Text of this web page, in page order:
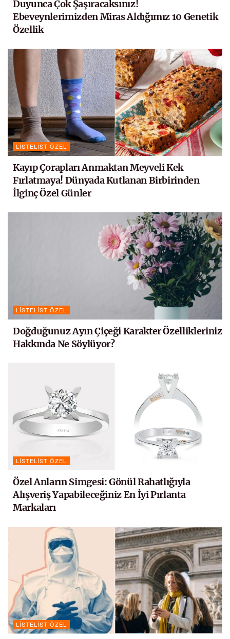
Duyunca Çok Şaşıracaksınız!
Ebeveynlerimizden Miras Aldığımız 10 Genetik
Özellik
LISTELIST ÖZEL
Kayıp Çorapları Anmaktan Meyveli Kek
Fırlatmaya! Dünyada Kutlanan Birbirinden
İlginç Özel Günler
LISTELIST ÖZEL
Doğduğunuz Ayın Çiçeği Karakter Özellikleriniz
Hakkında Ne Söylüyor?
LISTELIST ÖZEL
Özel Anların Simgesi: Gönül Rahatlığıyla
Alışveriş Yapabileceğiniz En İyi Pırlanta
Markaları
LISTELIST ÖZEL